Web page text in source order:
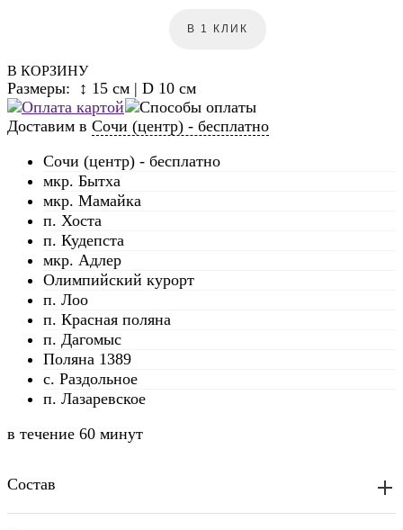
В КОРЗИНУ
В 1 КЛИК
Размеры: ↕ 15 см | D 10 см
Доставим в Сочи (центр) - бесплатно
Сочи (центр) - бесплатно
мкр. Бытха
мкр. Мамайка
п. Хоста
п. Кудепста
мкр. Адлер
Олимпийский курорт
п. Лоо
п. Красная поляна
п. Дагомыс
Поляна 1389
с. Раздольное
п. Лазаревское
в течение 60 минут
Состав